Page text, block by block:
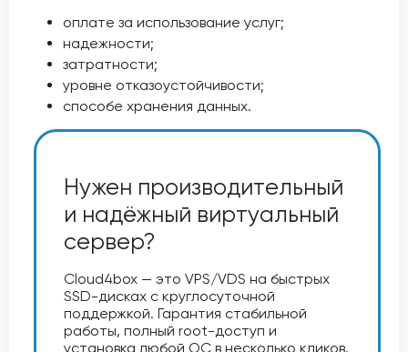
оплате за использование услуг;
надежности;
затратности;
уровне отказоустойчивости;
способе хранения данных.
Нужен производительный
и надёжный виртуальный
сервер?
Cloud4box — это VPS/VDS на быстрых
SSD-дисках с круглосуточной
поддержкой. Гарантия стабильной
работы, полный root-доступ и
установка любой ОС в несколько кликов.